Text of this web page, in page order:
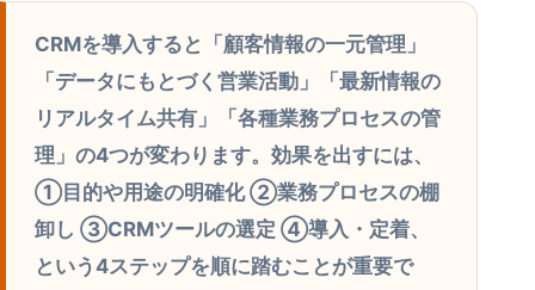
CRMを導入すると「顧客情報の一元管理」
「データにもとづく営業活動」「最新情報の
リアルタイム共有」「各種業務プロセスの管
理」の4つが変わります。効果を出すには、
①目的や用途の明確化 ②業務プロセスの棚
卸し ③CRMツールの選定 ④導入・定着、
という4ステップを順に踏むことが重要で